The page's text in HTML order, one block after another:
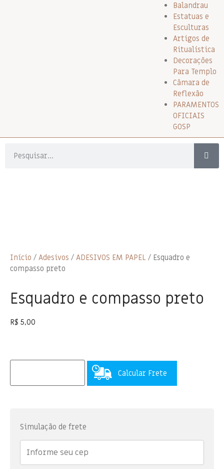
Balandrau
Estatuas e
Esculturas
Artigos de
Ritualística
Decorações
Para Templo
Câmara de
Reflexão
PARAMENTOS
OFICIAIS
GOSP
Início / Adesivos / ADESIVOS EM PAPEL / Esquadro e
compasso preto
Esquadro e compasso preto
R$ 5,00
Calcular Frete
Simulação de frete